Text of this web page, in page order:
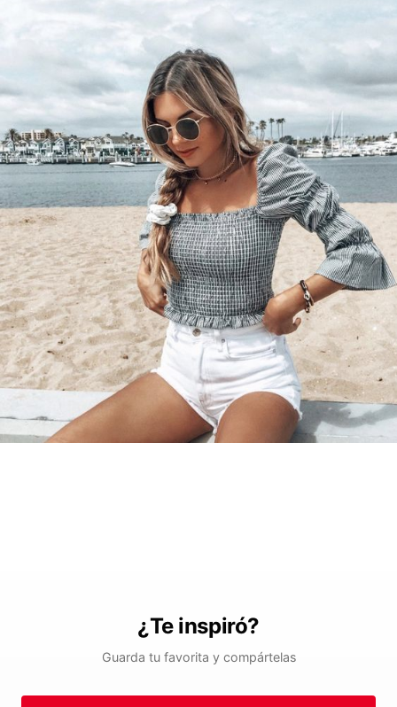
¿Te inspiró?
Guarda tu favorita y compártelas